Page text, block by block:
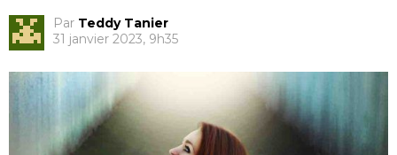
Par Teddy Tanier
31 janvier 2023, 9h35